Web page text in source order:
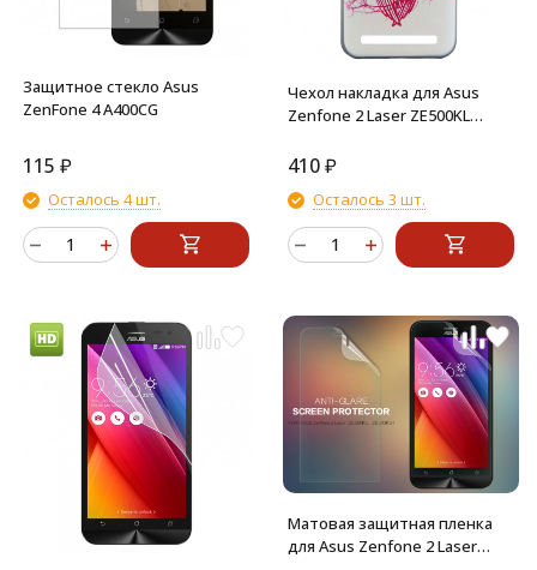
Защитное стекло Asus
ZenFone 4 A400CG
115 ₽
Осталось 4 шт.
Чехол накладка для Asus
Zenfone 2 Laser ZE500KL
410₽
Осталось 3 шт.
Матовая защитная пленка
для Asus Zenfone 2 Laser